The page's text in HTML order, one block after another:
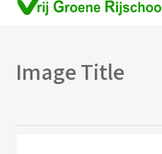
Image Title